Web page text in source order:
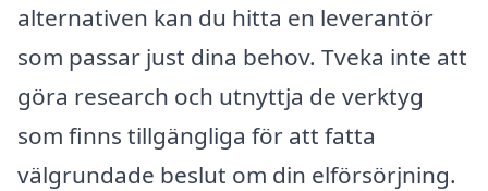
alternativen kan du hitta en leverantör
som passar just dina behov. Tveka inte att
göra research och utnyttja de verktyg
som finns tillgängliga för att fatta
välgrundade beslut om din elförsörjning.